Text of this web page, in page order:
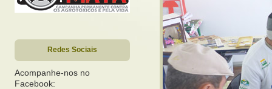
Redes Sociais
Acompanhe-nos no
Facebook: